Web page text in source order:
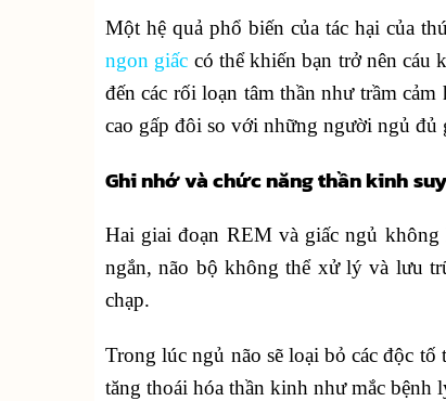
Một hệ quả phổ biến của tác hại của
ngon giấc có thể khiến bạn trở nên cáu
đến các rối loạn tâm thần như trầm
cao gấp đôi so với những người ngủ đủ
Ghi nhớ và chức năng thần kinh
Hai giai đoạn REM và giấc ngủ
ngắn, não bộ không thể xử lý và lưu
chạp.
Trong lúc ngủ não sẽ loại bỏ các độc
tăng thoái hóa thần kinh như mắc bệnh